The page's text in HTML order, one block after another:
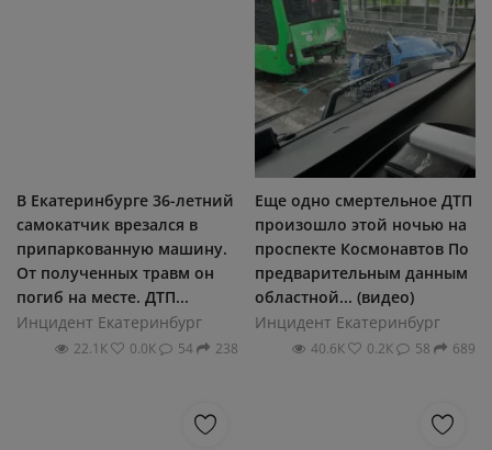
В Екатеринбурге 36-летний
самокатчик врезался в
припаркованную машину.
От полученных травм он
погиб на месте. ДТП...
Инцидент Екатеринбург
22.1К 0.0К 54 238
Еще одно смертельное ДТП
произошло этой ночью на
проспекте Космонавтов По
предварительным данным
областной... (видео)
Инцидент Екатеринбург
40.6К 0.2К 58 689